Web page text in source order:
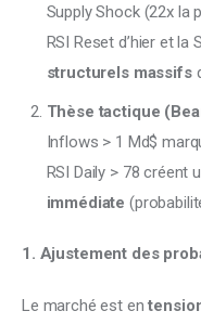
Supply Shock (22x la
RSI Reset d’hier et
structurels massifs
Thèse tactique
Inflows > 1 Md$
RSI Daily > 78 créent
immédiate
1. Ajustement des
Le marché est en